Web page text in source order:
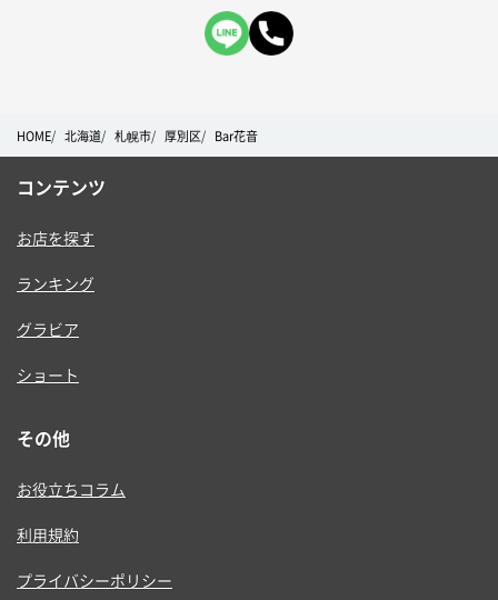
HOME 北海道 札幌市 厚別区 Bar花音
コンテンツ
お店を探す
ランキング
グラビア
ショート
その他
お役立ちコラム
利用規約
プライバシーポリシー